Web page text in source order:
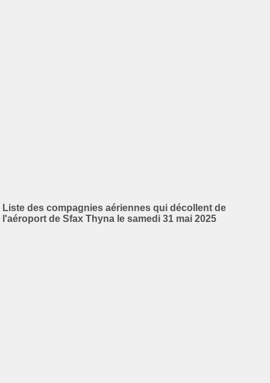
Liste des compagnies aériennes qui décollent de
l'aéroport de Sfax Thyna le samedi 31 mai 2025